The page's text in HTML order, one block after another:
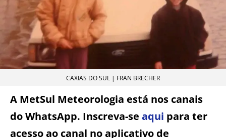
CAXIAS DO SUL | FRAN BRECHER
A MetSul Meteorologia está nos canais
do WhatsApp. Inscreva-se aqui para ter
acesso ao canal no aplicativo de